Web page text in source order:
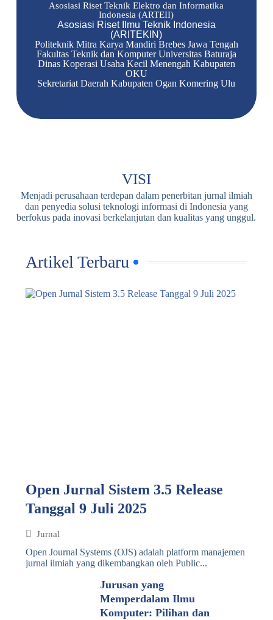
Asosiasi Riset Teknik Elektro dan Informatika
Indonesia (ARTEII)
Asosiasi Riset Ilmu Teknik Indonesia
(ARITEKIN)
Politeknik Mitra Karya Mandiri Brebes Jawa Tengah
Fakultas Teknik dan Komputer Universitas Baturaja
Dinas Koperasi Usaha Kecil Menengah Kabupaten
OKU
Sekretariat Daerah Kabupaten Ogan Komering Ulu
VISI
Menjadi perusahaan terdepan dalam penerbitan jurnal ilmiah
dan penyedia solusi teknologi informasi di Indonesia yang
berfokus pada inovasi berkelanjutan dan kualitas yang unggul.
Artikel Terbaru
Open Jurnal Sistem 3.5 Release
Tanggal 9 Juli 2025
Jurnal
Open Journal Systems (OJS) adalah platform manajemen
jurnal ilmiah yang dikembangkan oleh Public...
Jurusan yang
Memperdalam Ilmu
Komputer: Pilihan dan